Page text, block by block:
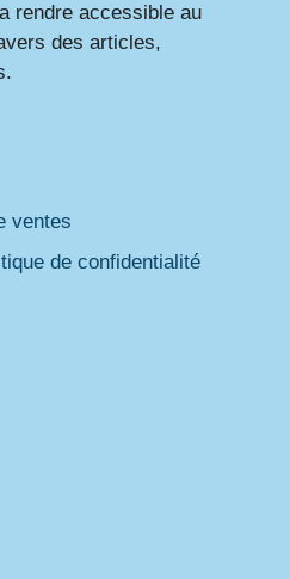
rendre accessible au
des articles,
ventes
de confidentialité